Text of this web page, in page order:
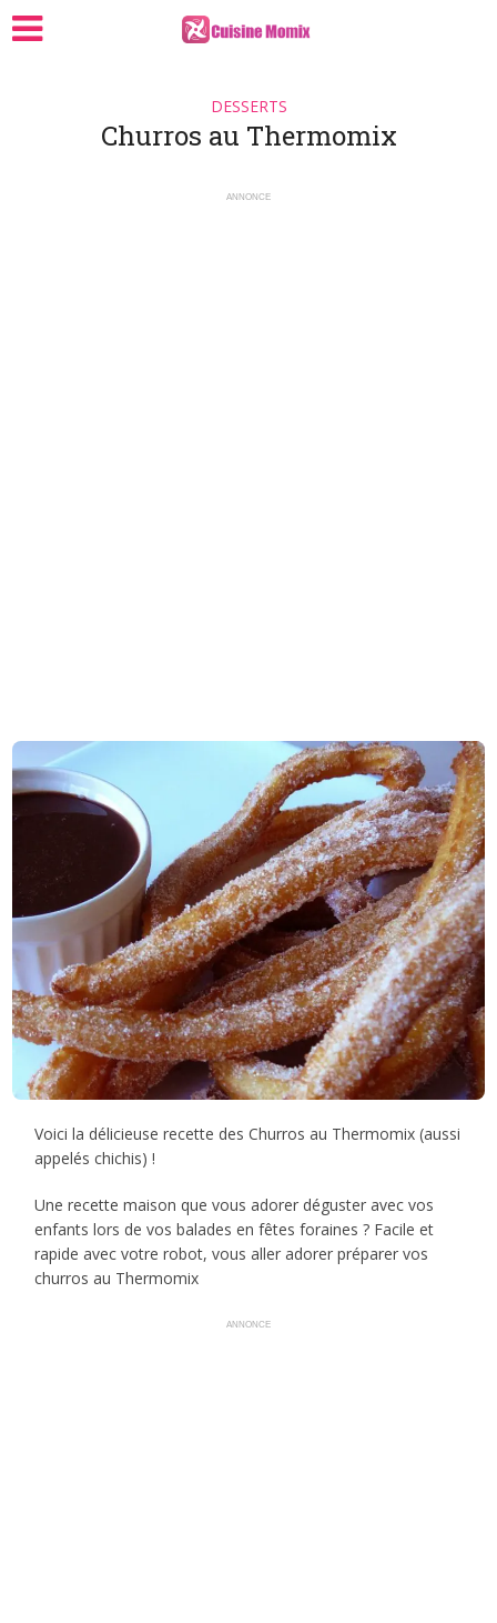
DESSERTS
Churros au Thermomix
ANNONCE
Voici la délicieuse recette des Churros au Thermomix (aussi
appelés chichis) !
Une recette maison que vous adorer déguster avec vos
enfants lors de vos balades en fêtes foraines ? Facile et
rapide avec votre robot, vous aller adorer préparer vos
churros au Thermomix
ANNONCE